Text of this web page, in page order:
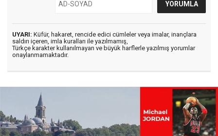
UYARI: Küfür, hakaret, rencide edici cümleler veya imalar, inançlara
saldırı içeren, imla kuralları ile yazılmamış,
Türkçe karakter kullanılmayan ve büyük harflerle yazılmış yorumlar
onaylanmamaktadır.